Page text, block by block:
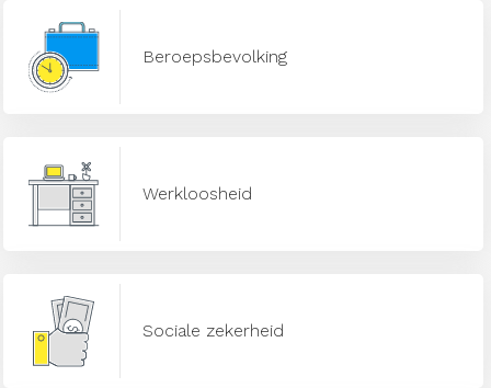
Beroepsbevolking
Werkloosheid
Sociale zekerheid